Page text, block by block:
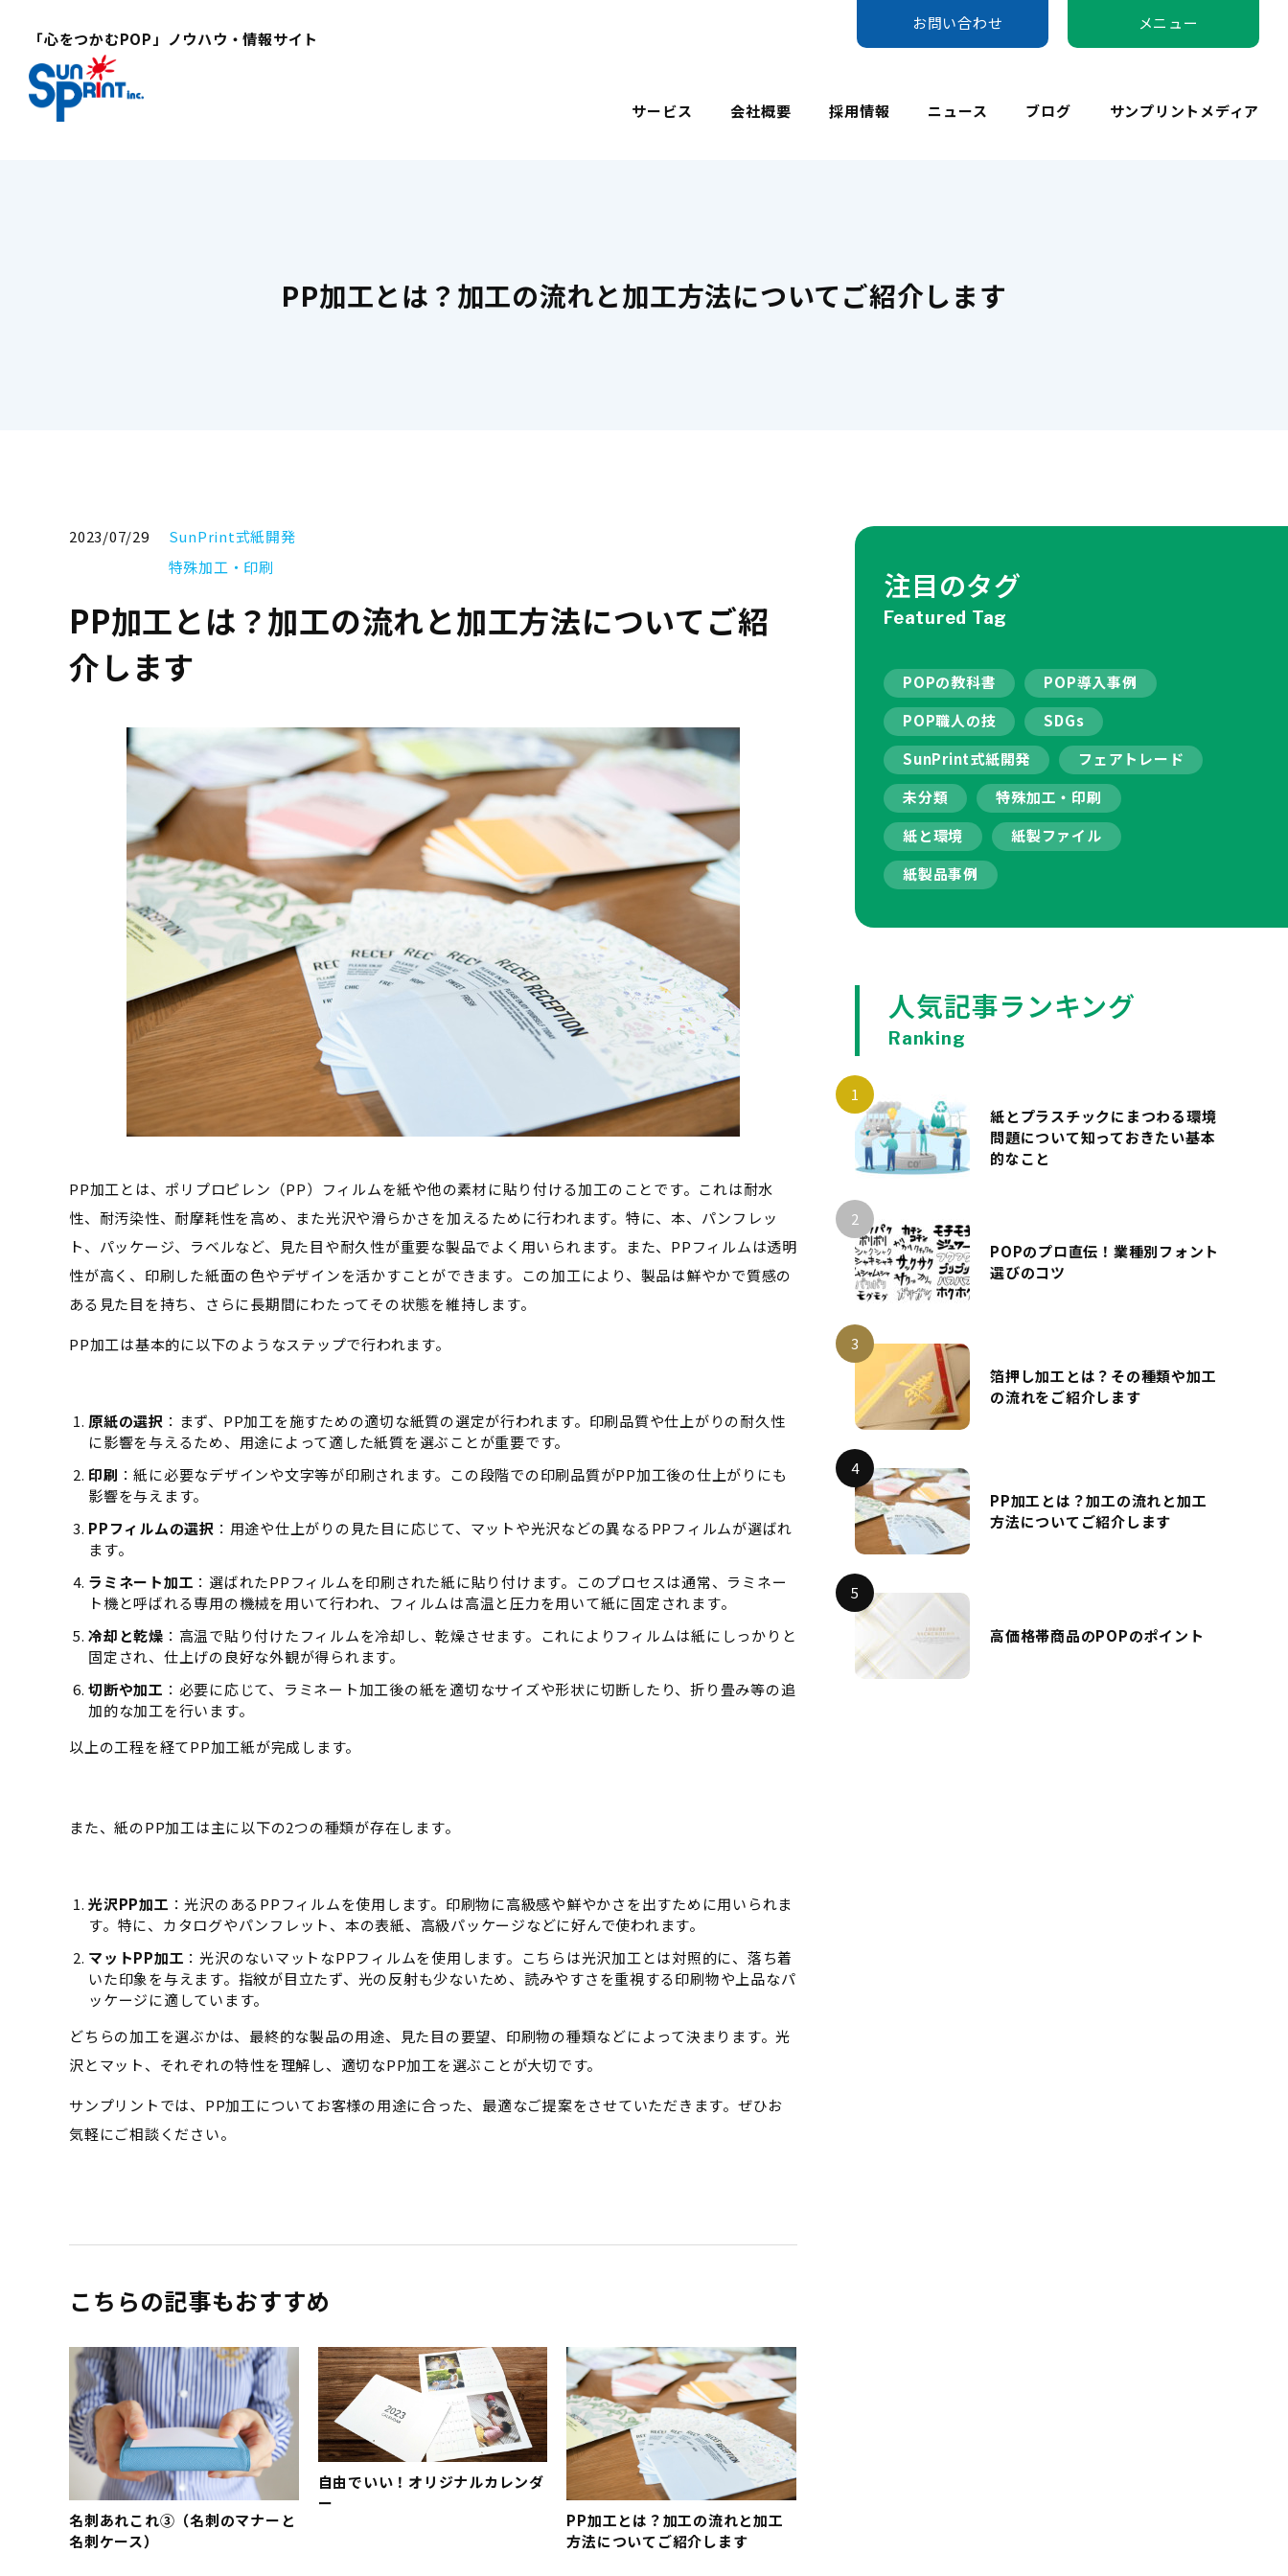
「心をつかむPOP」ノウハウ・情報サイト
サービス 会社概要 採用情報 ニュース ブログ サンプリントメディア
お問い合わせ メニュー
PP加工とは？加工の流れと加工方法についてご紹介します
2023/07/29
SunPrint式紙開発
特殊加工・印刷
PP加工とは？加工の流れと加工方法についてご紹
介します
PP加工とは、ポリプロピレン（PP）フィルムを紙や他の素材に貼り付ける加工のことです。これは耐水
性、耐汚染性、耐摩耗性を高め、また光沢や滑らかさを加えるために行われます。特に、本、パンフレッ
ト、パッケージ、ラベルなど、見た目や耐久性が重要な製品でよく用いられます。また、PPフィルムは透明
性が高く、印刷した紙面の色やデザインを活かすことができます。この加工により、製品は鮮やかで質感の
ある見た目を持ち、さらに長期間にわたってその状態を維持します。
PP加工は基本的に以下のようなステップで行われます。
原紙の選択 ：まず、PP加工を施すための適切な紙質の選定が行われます。印刷品質や仕上がりの耐久性
に影響を与えるため、用途によって適した紙質を選ぶことが重要です。
印刷 ：紙に必要なデザインや文字等が印刷されます。この段階での印刷品質がPP加工後の仕上がりにも
影響を与えます。
PPフィルムの選択 ：用途や仕上がりの見た目に応じて、マットや光沢などの異なるPPフィルムが選ばれ
ます。
ラミネート加工 ：選ばれたPPフィルムを印刷された紙に貼り付けます。このプロセスは通常、ラミネー
ト機と呼ばれる専用の機械を用いて行われ、フィルムは高温と圧力を用いて紙に固定されます。
冷却と乾燥 ：高温で貼り付けたフィルムを冷却し、乾燥させます。これによりフィルムは紙にしっかりと
固定され、仕上げの良好な外観が得られます。
切断や加工 ：必要に応じて、ラミネート加工後の紙を適切なサイズや形状に切断したり、折り畳み等の追
加的な加工を行います。
以上の工程を経てPP加工紙が完成します。
また、紙のPP加工は主に以下の2つの種類が存在します。
光沢PP加工 ：光沢のあるPPフィルムを使用します。印刷物に高級感や鮮やかさを出すために用いられま
す。特に、カタログやパンフレット、本の表紙、高級パッケージなどに好んで使われます。
マットPP加工 ：光沢のないマットなPPフィルムを使用します。こちらは光沢加工とは対照的に、落ち着
いた印象を与えます。指紋が目立たず、光の反射も少ないため、読みやすさを重視する印刷物や上品なパ
ッケージに適しています。
どちらの加工を選ぶかは、最終的な製品の用途、見た目の要望、印刷物の種類などによって決まります。光
沢とマット、それぞれの特性を理解し、適切なPP加工を選ぶことが大切です。
サンプリントでは、PP加工についてお客様の用途に合った、最適なご提案をさせていただきます。ぜひお
気軽にご相談ください。
こちらの記事もおすすめ
名刺あれこれ③（名刺のマナーと
名刺ケース）
自由でいい！オリジナルカレンダ
ー
PP加工とは？加工の流れと加工
方法についてご紹介します
注目のタグ
Featured Tag
POPの教科書
POP導入事例
POP職人の技
SDGs
SunPrint式紙開発
フェアトレード
未分類
特殊加工・印刷
紙と環境
紙製ファイル
紙製品事例
人気記事ランキング
Ranking
紙とプラスチックにまつわる環境
問題について知っておきたい基本
的なこと
POPのプロ直伝！業種別フォント
選びのコツ
箔押し加工とは？その種類や加工
の流れをご紹介します
PP加工とは？加工の流れと加工
方法についてご紹介します
高価格帯商品のPOPのポイント